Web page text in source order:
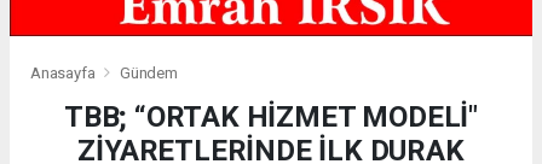
Anasayfa Gündem
TBB; “ORTAK HİZMET MODELİ"
ZİYARETLERİNDE İLK DURAK